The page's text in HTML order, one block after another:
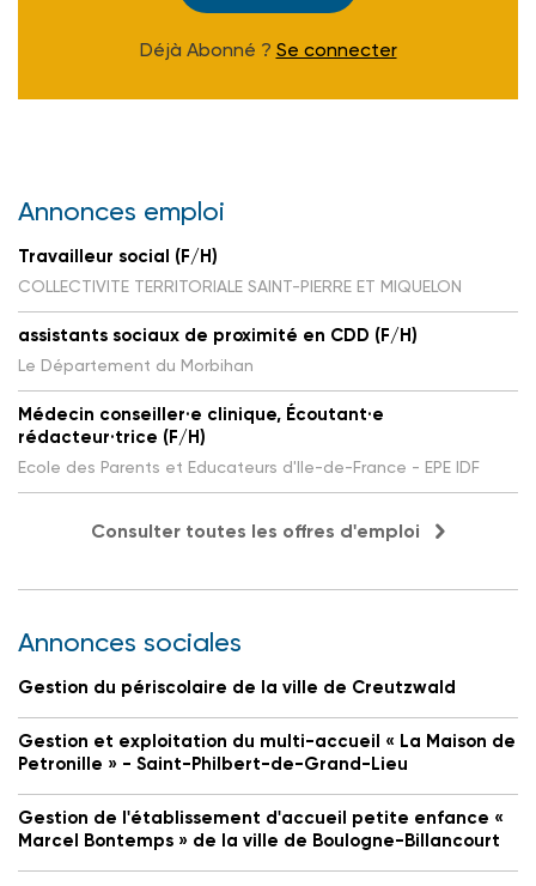
Déjà Abonné ? Se connecter
Annonces emploi
Travailleur social (F/H)
COLLECTIVITE TERRITORIALE SAINT-PIERRE ET MIQUELON
assistants sociaux de proximité en CDD (F/H)
Le Département du Morbihan
Médecin conseiller·e clinique, Écoutant·e
rédacteur·trice (F/H)
Ecole des Parents et Educateurs d'Ile-de-France - EPE IDF
Consulter toutes les offres d'emploi
Annonces sociales
Gestion du périscolaire de la ville de Creutzwald
Gestion et exploitation du multi-accueil « La Maison de
Petronille » - Saint-Philbert-de-Grand-Lieu
Gestion de l'établissement d'accueil petite enfance «
Marcel Bontemps » de la ville de Boulogne-Billancourt